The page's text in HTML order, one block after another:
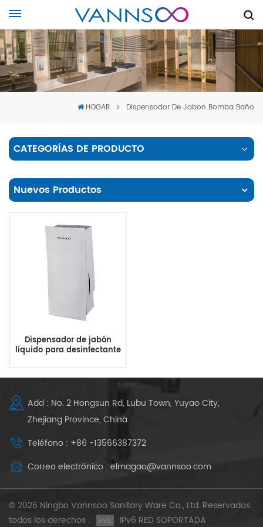
HOGAR Dispensador De Jabon Bomba Baño
CATEGORÍAS DE PRODUCTO
Nuevos Productos
Dispensador de jabón
líquido para desinfectante
Add : No. 2 Hongsun Rd, Lubu Town, Yuyao City,
Zhejiang Province, China
Teléfono : +86 -13566387372
Correo electrónico : elmagao@vannsoo.com
© 2026 Ningbo Vannsoo Sanitary Ware Co., Ltd. Reservados
todos los derechos .
IPv6 RED SOPORTADA